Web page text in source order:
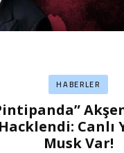
HABERLER
Canlı
Musk Var!